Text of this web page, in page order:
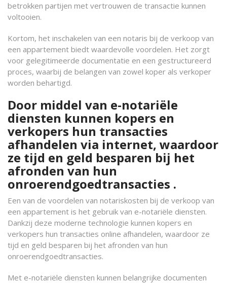
betrokken partijen met vertrouwen de transactie kunnen
voltooien.
Kortom, het inschakelen van een notaris bij de verkoop van
een appartement biedt waardevolle voordelen. Het zorgt
voor gelegitimeerde documentatie en een gestructureerd
proces, waarbij de belangen van zowel koper als verkoper
worden behartigd.
Door middel van e-notariële
diensten kunnen kopers en
verkopers hun transacties
afhandelen via internet, waardoor
ze tijd en geld besparen bij het
afronden van hun
onroerendgoedtransacties .
Een van de voordelen van notariskosten bij de verkoop van
een appartement is het gebruik van e-notariële diensten.
Dankzij deze moderne technologie kunnen kopers en
verkopers hun transacties online afhandelen, waardoor ze
tijd en geld besparen bij het afronden van hun
onroerendgoedtransacties.
Met e-notariële diensten kunnen belangrijke documenten